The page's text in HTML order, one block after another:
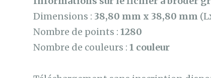
Dimensions : 38,80 mm x 38,80 mm
Nombre de points : 1280
Nombre de couleurs : 1 couleur